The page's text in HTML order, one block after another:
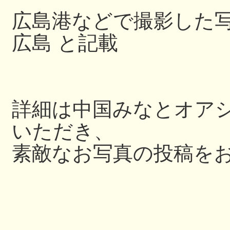
広島港などで撮影した
広島 と記載
詳細は中国みなとオア
いただき、
素敵なお写真の投稿を